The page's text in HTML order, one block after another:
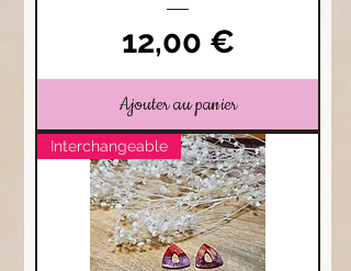
Prix
12,00 €
Ajouter au panier
Interchangeable